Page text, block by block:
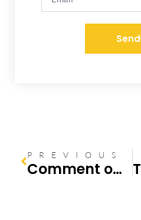
Send
PREVIOUS
Comment optimiser le contrôle d’assainissement de votre maison